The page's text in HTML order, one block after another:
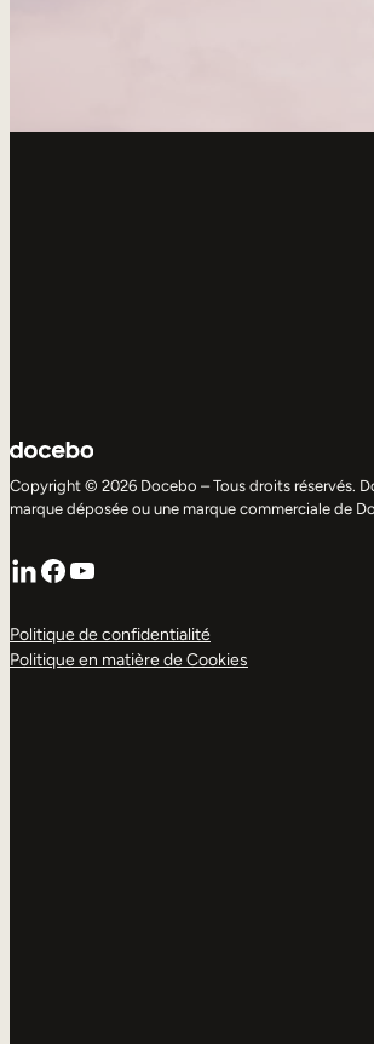
Copyright © 2026 Docebo – Tous droits réservés.
marque déposée ou une marque commerciale de
LinkedIn
Facebook
YouTube
Politique de confidentialité
Politique en matière de Cookies